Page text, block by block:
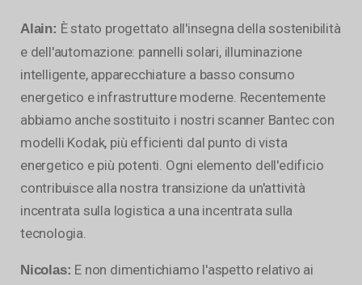
Alain: È stato progettato all'insegna della sostenibilità
e dell'automazione: pannelli solari, illuminazione
intelligente, apparecchiature a basso consumo
energetico e infrastrutture moderne. Recentemente
abbiamo anche sostituito i nostri scanner Bantec con
modelli Kodak, più efficienti dal punto di vista
energetico e più potenti. Ogni elemento dell'edificio
contribuisce alla nostra transizione da un'attività
incentrata sulla logistica a una incentrata sulla
tecnologia.
Nicolas: E non dimentichiamo l'aspetto relativo ai